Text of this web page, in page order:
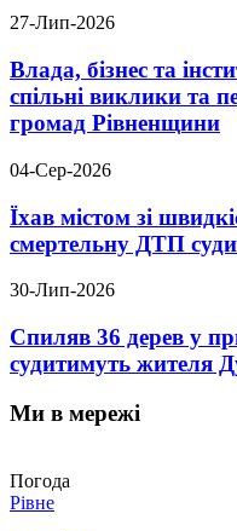
27-Лип-2026
Влада, бізнес та
спільні виклики та
громад Рівненщини
04-Сер-2026
Їхав містом зі
смертельну ДТП
30-Лип-2026
Спиляв 36 дерев у
судитимуть жителя
Ми в мережі
Погода
Рівне